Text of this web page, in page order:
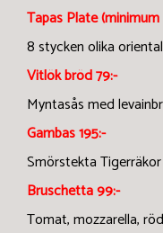
Tapas Plate
8 stycken olika
Vitlök bröd 79:-
Myntasås med
Gambas195:-
Smörstekta
Bruschetta99:-
Tomat, mozzarella,